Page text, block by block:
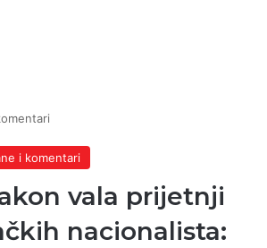
i komentari
vala prijetnji
nacionalista: